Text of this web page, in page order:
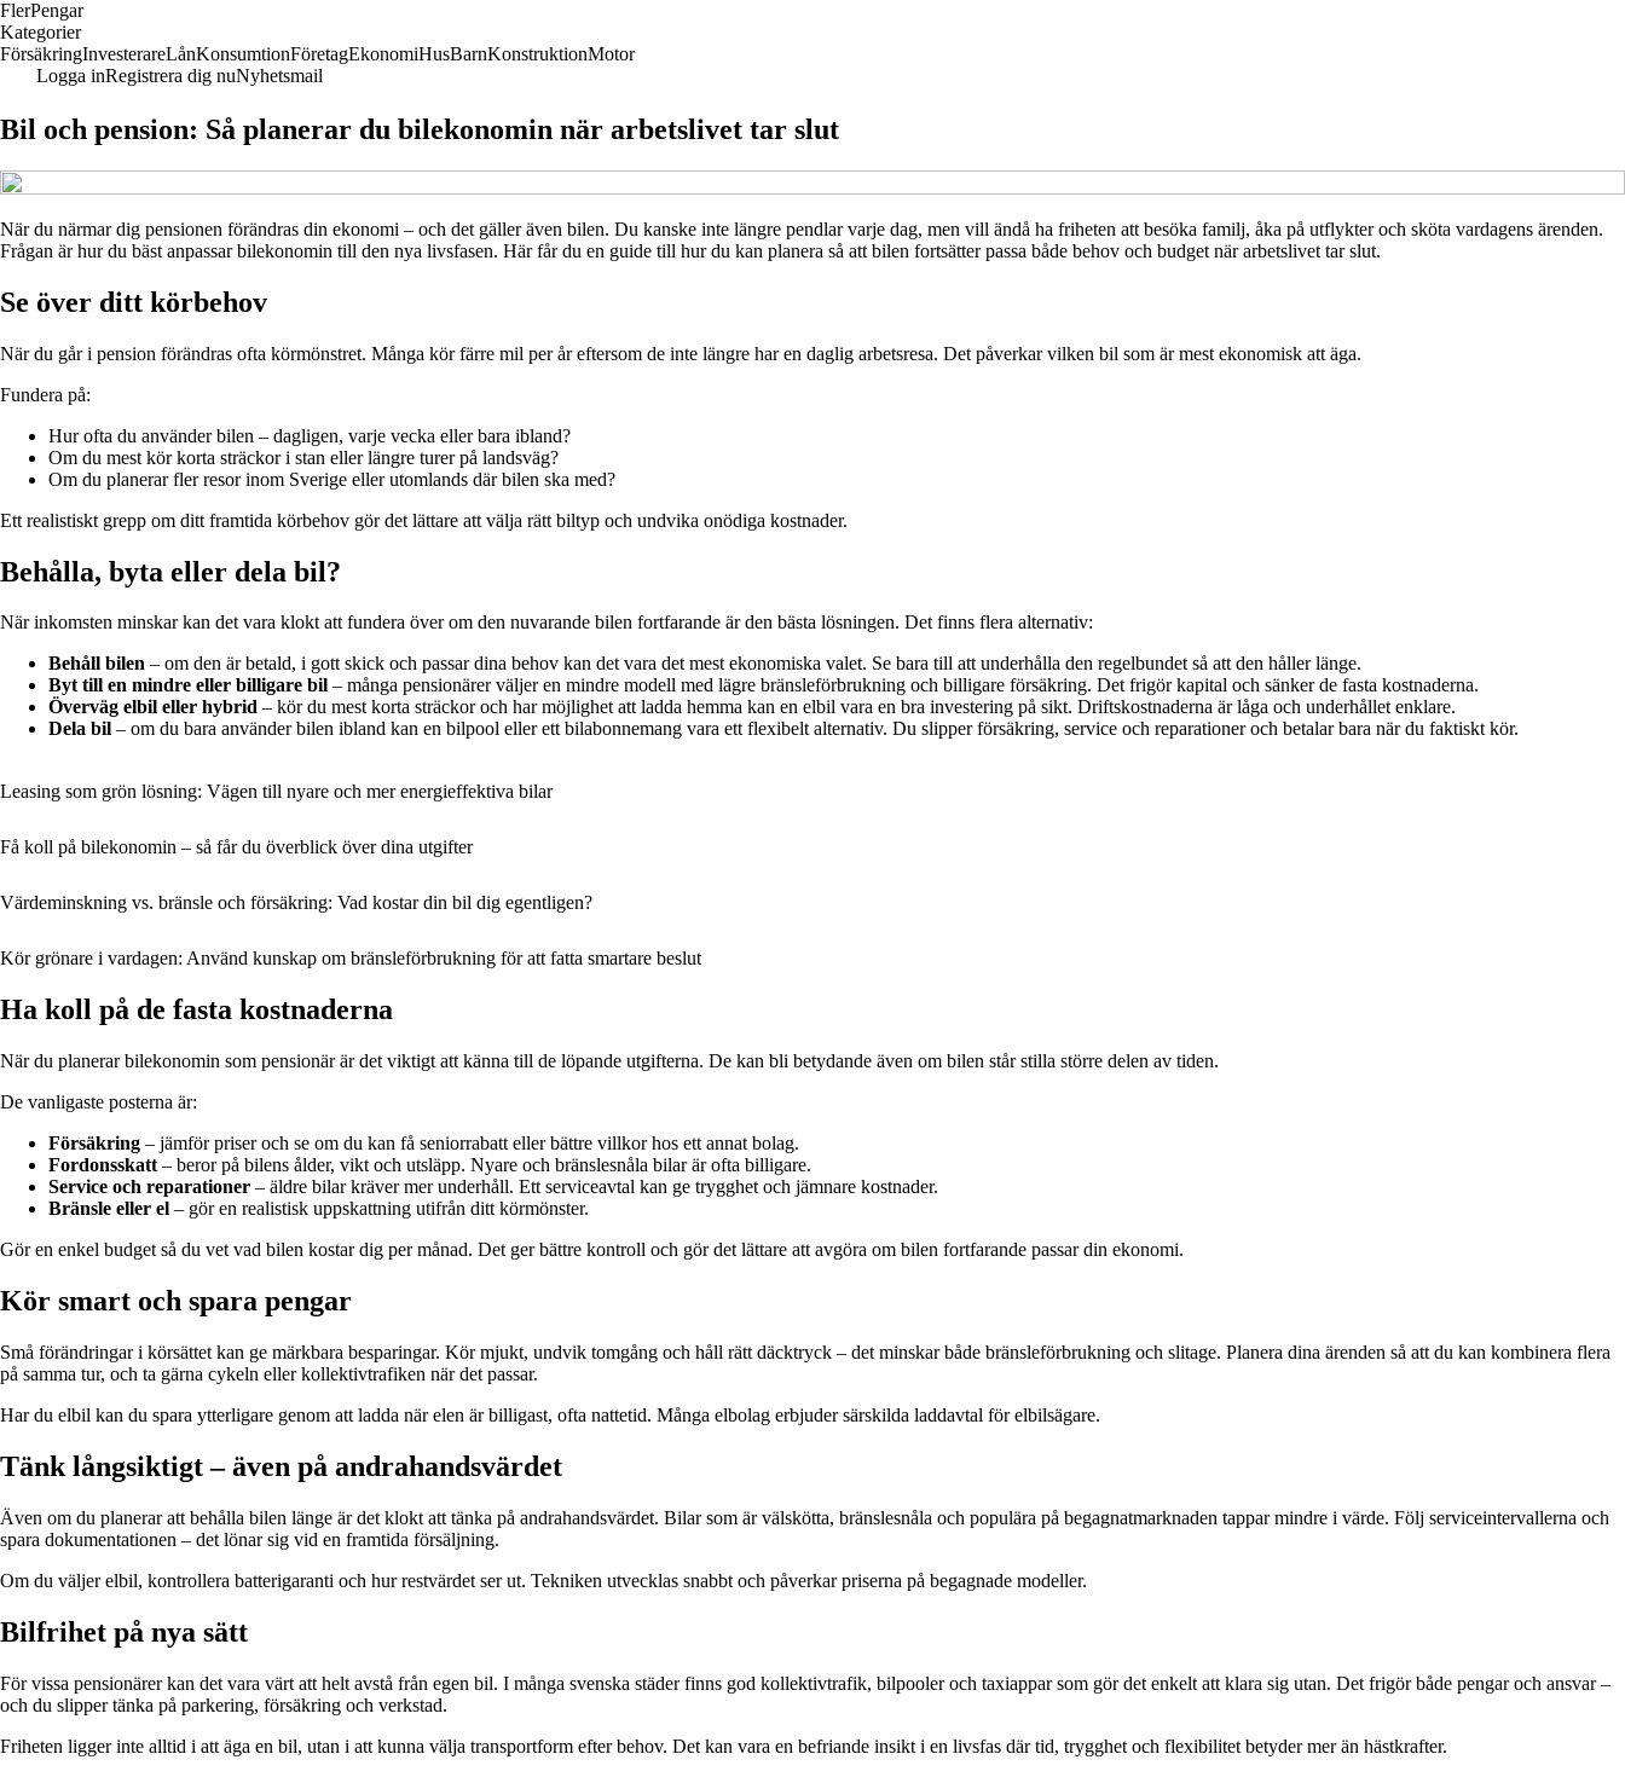
FlerPengar
Kategorier
FörsäkringInvesterareLånKonsumtionFöretagEkonomiHusBarnKonstruktionMotor
Logga inRegistrera dig nuNyhetsmail
Bil och pension: Så planerar du bilekonomin när arbetslivet tar slut
När du närmar dig pensionen förändras din ekonomi – och det gäller även bilen. Du kanske inte längre pendlar varje dag, men vill ändå ha friheten att besöka familj, åka på utflykter och sköta vardagens ärenden.
Frågan är hur du bäst anpassar bilekonomin till den nya livsfasen. Här får du en guide till hur du kan planera så att bilen fortsätter passa både behov och budget när arbetslivet tar slut.
Se över ditt körbehov
När du går i pension förändras ofta körmönstret. Många kör färre mil per år eftersom de inte längre har en daglig arbetsresa. Det påverkar vilken bil som är mest ekonomisk att äga.
Fundera på:
Hur ofta du använder bilen – dagligen, varje vecka eller bara ibland?
Om du mest kör korta sträckor i stan eller längre turer på landsväg?
Om du planerar fler resor inom Sverige eller utomlands där bilen ska med?
Ett realistiskt grepp om ditt framtida körbehov gör det lättare att välja rätt biltyp och undvika onödiga kostnader.
Behålla, byta eller dela bil?
När inkomsten minskar kan det vara klokt att fundera över om den nuvarande bilen fortfarande är den bästa lösningen. Det finns flera alternativ:
Behåll bilen – om den är betald, i gott skick och passar dina behov kan det vara det mest ekonomiska valet. Se bara till att underhålla den regelbundet så att den håller länge.
Byt till en mindre eller billigare bil – många pensionärer väljer en mindre modell med lägre bränsleförbrukning och billigare försäkring. Det frigör kapital och sänker de fasta kostnaderna.
Överväg elbil eller hybrid – kör du mest korta sträckor och har möjlighet att ladda hemma kan en elbil vara en bra investering på sikt. Driftskostnaderna är låga och underhållet enklare.
Dela bil – om du bara använder bilen ibland kan en bilpool eller ett bilabonnemang vara ett flexibelt alternativ. Du slipper försäkring, service och reparationer och betalar bara när du faktiskt kör.
Leasing som grön lösning: Vägen till nyare och mer energieffektiva bilar
Få koll på bilekonomin – så får du överblick över dina utgifter
Värdeminskning vs. bränsle och försäkring: Vad kostar din bil dig egentligen?
Kör grönare i vardagen: Använd kunskap om bränsleförbrukning för att fatta smartare beslut
Ha koll på de fasta kostnaderna
När du planerar bilekonomin som pensionär är det viktigt att känna till de löpande utgifterna. De kan bli betydande även om bilen står stilla större delen av tiden.
De vanligaste posterna är:
Försäkring – jämför priser och se om du kan få seniorrabatt eller bättre villkor hos ett annat bolag.
Fordonsskatt – beror på bilens ålder, vikt och utsläpp. Nyare och bränslesnåla bilar är ofta billigare.
Service och reparationer – äldre bilar kräver mer underhåll. Ett serviceavtal kan ge trygghet och jämnare kostnader.
Bränsle eller el – gör en realistisk uppskattning utifrån ditt körmönster.
Gör en enkel budget så du vet vad bilen kostar dig per månad. Det ger bättre kontroll och gör det lättare att avgöra om bilen fortfarande passar din ekonomi.
Kör smart och spara pengar
Små förändringar i körsättet kan ge märkbara besparingar. Kör mjukt, undvik tomgång och håll rätt däcktryck – det minskar både bränsleförbrukning och slitage. Planera dina ärenden så att du kan kombinera flera
på samma tur, och ta gärna cykeln eller kollektivtrafiken när det passar.
Har du elbil kan du spara ytterligare genom att ladda när elen är billigast, ofta nattetid. Många elbolag erbjuder särskilda laddavtal för elbilsägare.
Tänk långsiktigt – även på andrahandsvärdet
Även om du planerar att behålla bilen länge är det klokt att tänka på andrahandsvärdet. Bilar som är välskötta, bränslesnåla och populära på begagnatmarknaden tappar mindre i värde. Följ serviceintervallerna och
spara dokumentationen – det lönar sig vid en framtida försäljning.
Om du väljer elbil, kontrollera batterigaranti och hur restvärdet ser ut. Tekniken utvecklas snabbt och påverkar priserna på begagnade modeller.
Bilfrihet på nya sätt
För vissa pensionärer kan det vara värt att helt avstå från egen bil. I många svenska städer finns god kollektivtrafik, bilpooler och taxiappar som gör det enkelt att klara sig utan. Det frigör både pengar och ansvar –
och du slipper tänka på parkering, försäkring och verkstad.
Friheten ligger inte alltid i att äga en bil, utan i att kunna välja transportform efter behov. Det kan vara en befriande insikt i en livsfas där tid, trygghet och flexibilitet betyder mer än hästkrafter.